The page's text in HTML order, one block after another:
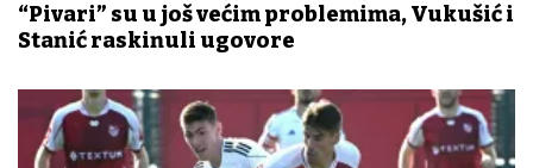
“Pivari” su u još većim problemima, Vukušić i
Stanić raskinuli ugovore